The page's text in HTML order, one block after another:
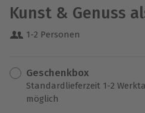
Kunst & Genuss
1-2 Personen
Geschenkbox
Standardlieferzeit 1-2
möglich